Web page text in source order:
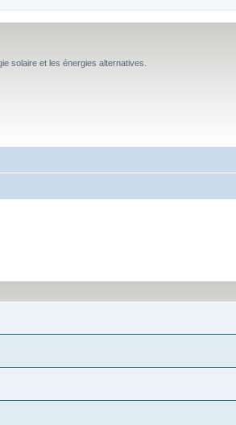
solaire et les énergies alternatives.